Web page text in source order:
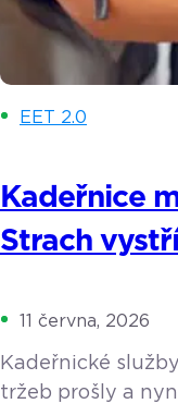
EET 2.0
Kadeřnice
Strach
11 června, 2026
Kadeřnické
tržeb prošly a